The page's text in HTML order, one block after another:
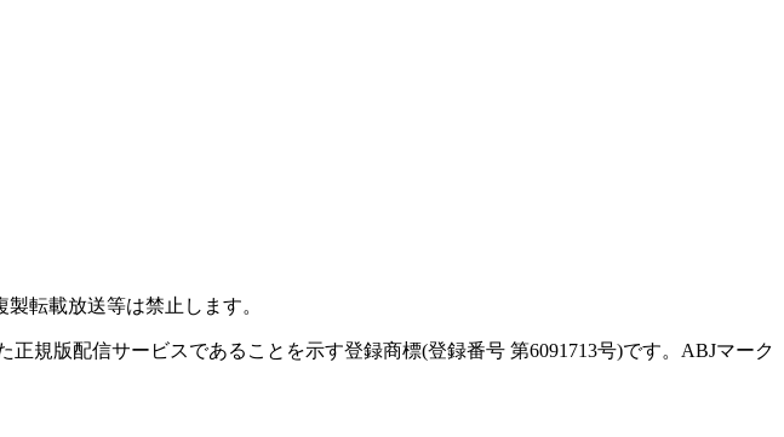
転載放送等は禁止します。
規版配信サービスであることを示す登録商標(登録番号 第6091713号)です。ABJマーク